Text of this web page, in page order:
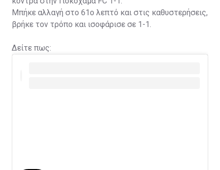
Μπήκε αλλαγή στο 61ο λεπτό και στις καθυστερήσεις,
βρήκε τον τρόπο και ισοφάρισε σε 1-1.
Δείτε πως: